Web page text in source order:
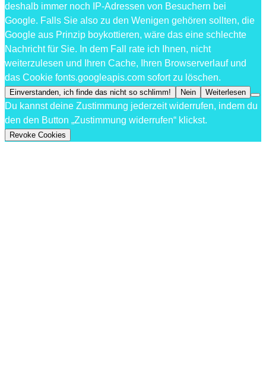
deshalb immer noch IP-Adressen von Besuchern bei
Google. Falls Sie also zu den Wenigen gehören sollten, die
Google aus Prinzip boykottieren, wäre das eine schlechte
Nachricht für Sie. In dem Fall rate ich Ihnen, nicht
weiterzulesen und Ihren Cache, Ihren Browserverlauf und
das Cookie fonts.googleapis.com sofort zu löschen.
Einverstanden, ich finde das nicht so schlimm! Nein Weiterlesen
Du kannst deine Zustimmung jederzeit widerrufen, indem du
den den Button „Zustimmung widerrufen“ klickst.
Revoke Cookies